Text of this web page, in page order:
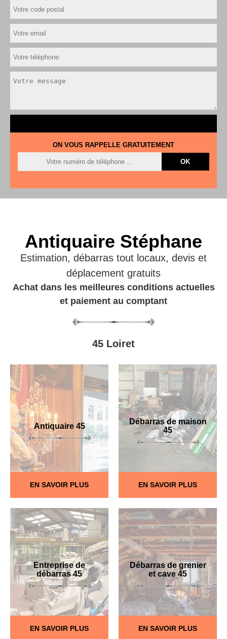
ON VOUS RAPPELLE GRATUITEMENT
Antiquaire Stéphane
Estimation, débarras tout locaux, devis et
déplacement gratuits
Achat dans les meilleures conditions actuelles
et paiement au comptant
45 Loiret
Antiquaire 45
EN SAVOIR PLUS
Débarras de maison
45
EN SAVOIR PLUS
Entreprise de
débarras 45
EN SAVOIR PLUS
Débarras de grenier
et cave 45
EN SAVOIR PLUS